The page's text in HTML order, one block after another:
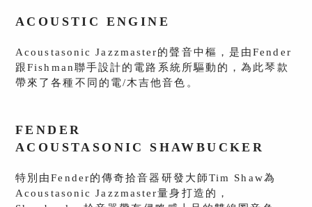
ACOUSTIC ENGINE
AcoustasonicJazzmaster的聲音中樞，是由Fender
跟Fishman聯手設計的電路系統所驅動的，為此琴款
帶來了各種不同的電/木吉他音色 。
FENDER
ACOUSTASONIC SHAWBUCKER
特別由Fender的傳奇拾音器研發大師Tim Shaw為
AcoustasonicJazzmaster量身打造的，